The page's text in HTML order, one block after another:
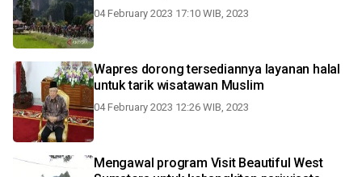
04 February 2023 17:10 WIB, 2023
Wapres dorong tersediannya layanan halal
untuk tarik wisatawan Muslim
04 February 2023 12:26 WIB, 2023
Mengawal program Visit Beautiful West